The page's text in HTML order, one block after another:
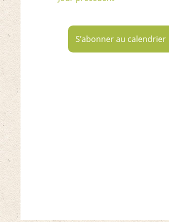
juin,
2026
S’abonner au calendrier